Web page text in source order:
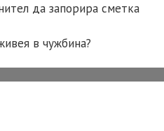
да запорира сметка
в чужбина?